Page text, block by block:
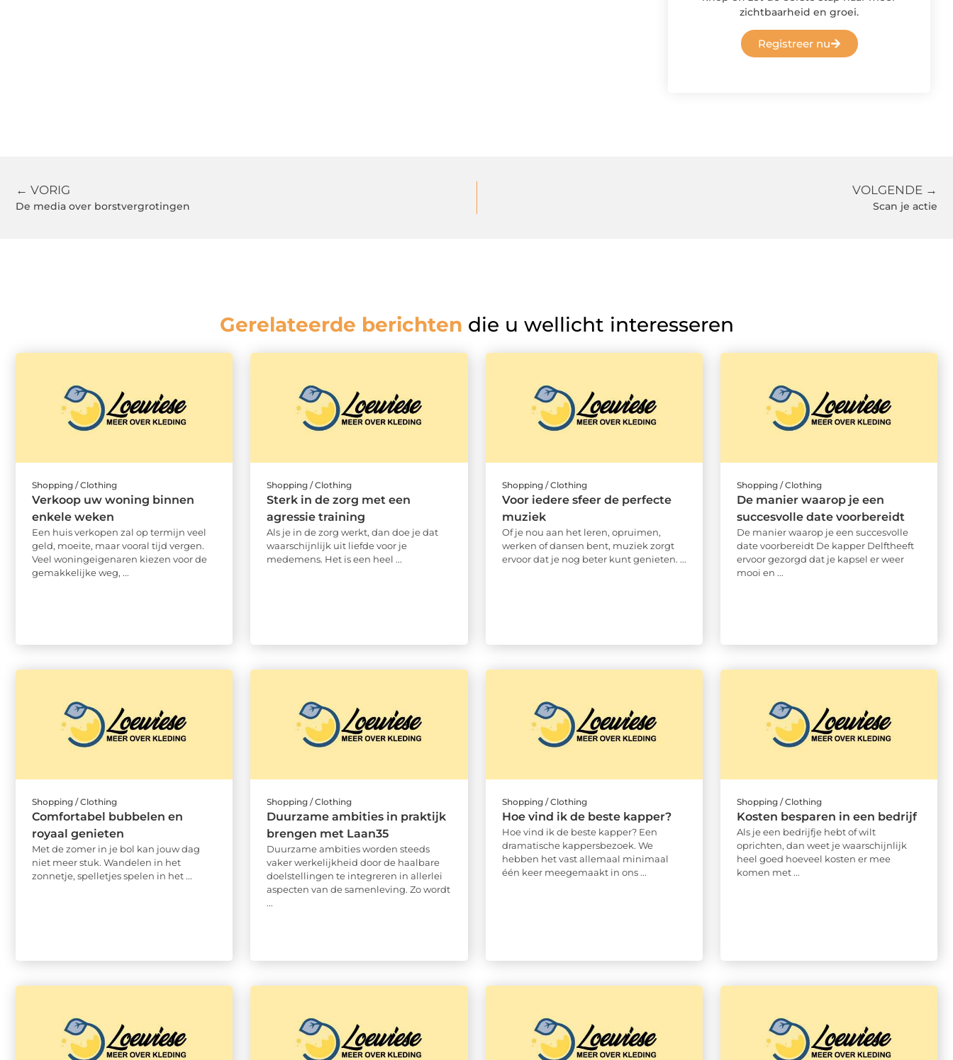
zichtbaarheid en groei.
Registreer nu
← VORIG
De media over borstvergrotingen
VOLGENDE →
Scan je actie
Gerelateerde berichten die u wellicht interesseren
Shopping / Clothing
Verkoop uw woning binnen
enkele weken
Een huis verkopen zal op termijn veel
geld, moeite, maar vooral tijd vergen.
Veel woningeigenaren kiezen voor de
gemakkelijke weg, ...
Shopping / Clothing
Sterk in de zorg met een
agressie training
Als je in de zorg werkt, dan doe je dat
waarschijnlijk uit liefde voor je
medemens. Het is een heel ...
Shopping / Clothing
Voor iedere sfeer de perfecte
muziek
Of je nou aan het leren, opruimen,
werken of dansen bent, muziek zorgt
ervoor dat je nog beter kunt genieten. ...
Shopping / Clothing
De manier waarop je een
succesvolle date voorbereidt
De manier waarop je een succesvolle
date voorbereidt De kapper Delftheeft
ervoor gezorgd dat je kapsel er weer
mooi en ...
Shopping / Clothing
Comfortabel bubbelen en
royaal genieten
Met de zomer in je bol kan jouw dag
niet meer stuk. Wandelen in het
zonnetje, spelletjes spelen in het ...
Shopping / Clothing
Duurzame ambities in praktijk
brengen met Laan35
Duurzame ambities worden steeds
vaker werkelijkheid door de haalbare
doelstellingen te integreren in allerlei
aspecten van de samenleving. Zo wordt
...
Shopping / Clothing
Hoe vind ik de beste kapper?
Hoe vind ik de beste kapper? Een
dramatische kappersbezoek. We
hebben het vast allemaal minimaal
één keer meegemaakt in ons ...
Shopping / Clothing
Kosten besparen in een bedrijf
Als je een bedrijfje hebt of wilt
oprichten, dan weet je waarschijnlijk
heel goed hoeveel kosten er mee
komen met ...